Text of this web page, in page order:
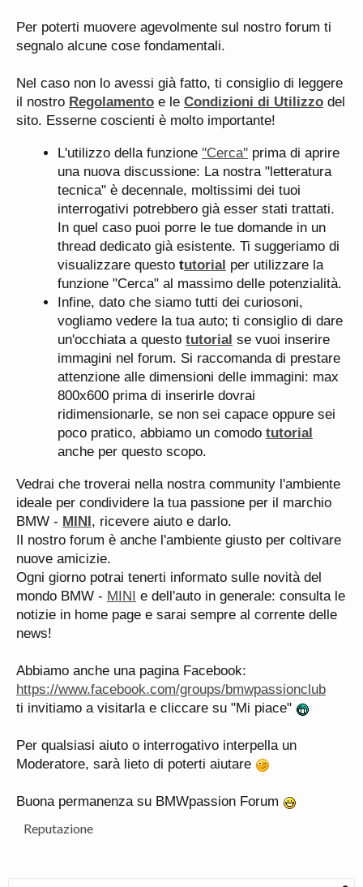
Per poterti muovere agevolmente sul nostro forum ti
segnalo alcune cose fondamentali.
Nel caso non lo avessi già fatto, ti consiglio di leggere
il nostro Regolamento e le Condizioni di Utilizzo del
sito. Esserne coscienti è molto importante!
L'utilizzo della funzione ''Cerca'' prima di aprire
una nuova discussione: La nostra "letteratura
tecnica" è decennale, moltissimi dei tuoi
interrogativi potrebbero già esser stati trattati.
In quel caso puoi porre le tue domande in un
thread dedicato già esistente. Ti suggeriamo di
visualizzare questo tutorial per utilizzare la
funzione "Cerca" al massimo delle potenzialità.
Infine, dato che siamo tutti dei curiosoni,
vogliamo vedere la tua auto; ti consiglio di dare
un'occhiata a questo tutorial se vuoi inserire
immagini nel forum. Si raccomanda di prestare
attenzione alle dimensioni delle immagini: max
800x600 prima di inserirle dovrai
ridimensionarle, se non sei capace oppure sei
poco pratico, abbiamo un comodo tutorial
anche per questo scopo.
Vedrai che troverai nella nostra community l'ambiente
ideale per condividere la tua passione per il marchio
BMW - MINI, ricevere aiuto e darlo.
Il nostro forum è anche l'ambiente giusto per coltivare
nuove amicizie.
Ogni giorno potrai tenerti informato sulle novità del
mondo BMW - MINI e dell'auto in generale: consulta le
notizie in home page e sarai sempre al corrente delle
news!
Abbiamo anche una pagina Facebook:
https://www.facebook.com/groups/bmwpassionclub
ti invitiamo a visitarla e cliccare su "Mi piace"
Per qualsiasi aiuto o interrogativo interpella un
Moderatore, sarà lieto di poterti aiutare
Buona permanenza su BMWpassion Forum
Reputazione